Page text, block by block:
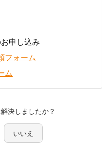
申し込み
フォーム
ム
決しましたか？
いいえ